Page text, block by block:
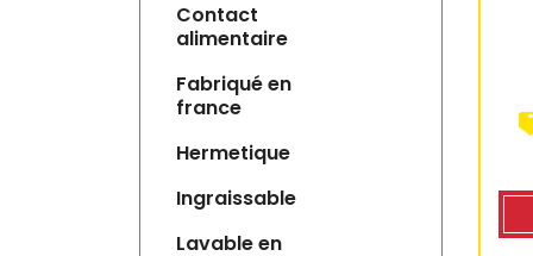
contact
alimentaire
fabriqué en
france
hermetique
ingraissable
lavable en